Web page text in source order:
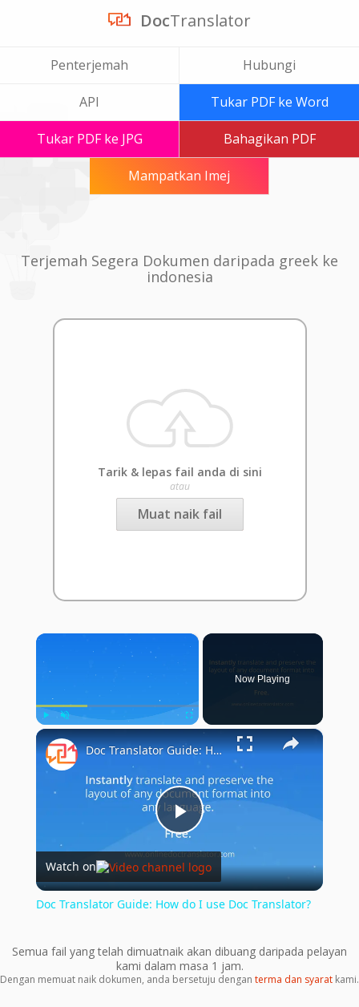
DocTranslator
Penterjemah Hubungi
API Tukar PDF ke Word
Tukar PDF ke JPG Bahagikan PDF
Mampatkan Imej
Terjemah Segera Dokumen daripada greek ke
indonesia
Tarik & lepas fail anda di sini
atau
Muat naik fail
×
Play Unmute Fullscreen
Now Playing
×
Play
Video
Doc Translator Guide: How do I use Doc Translator?
Watch on
Doc Translator Guide: How do I use Doc Translator?
Semua fail yang telah dimuatnaik akan dibuang daripada pelayan
kami dalam masa 1 jam.
Dengan memuat naik dokumen, anda bersetuju dengan terma dan syarat kami.